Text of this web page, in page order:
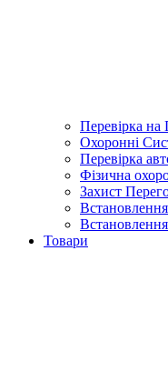
Перевірка на
Охоронні
Перевірка
Фізична
Захист
Встановлення
Товари